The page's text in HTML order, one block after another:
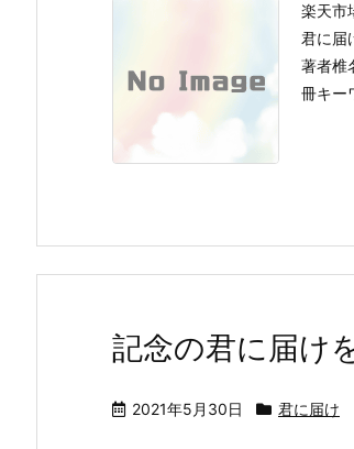
楽天市
君に届
著者椎
冊キー
記念の君に届け
2021年5月30日 君に届け